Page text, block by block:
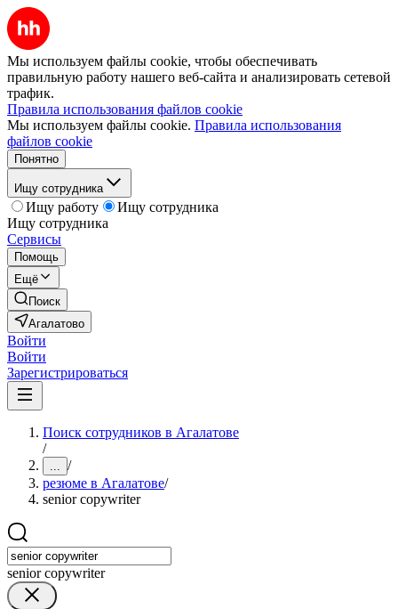
Мы используем файлы cookie, чтобы обеспечивать
правильную работу нашего веб-сайта и анализировать сетевой
трафик.
Правила использования файлов cookie
Мы используем файлы cookie. Правила использования
файлов cookie
Понятно
Ищу сотрудника
Ищу работу
Ищу сотрудника
Ищу сотрудника
Сервисы
Помощь
Ещё
Поиск
Агалатово
Войти
Войти
Зарегистрироваться
Поиск сотрудников в Агалатове
/
... /
резюме в Агалатове/
senior copywriter
senior copywriter